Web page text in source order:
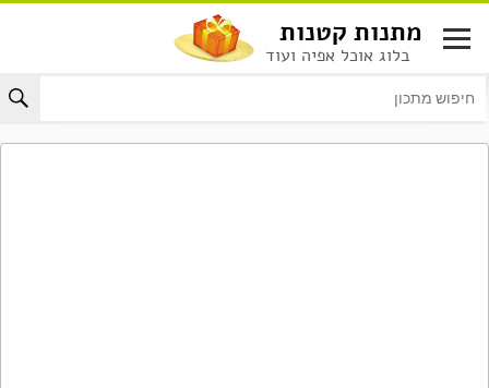
לתוכן
מתנות קטנות
בלוג אוכל אפיה ועוד